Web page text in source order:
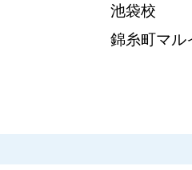
池袋校
錦糸町マル